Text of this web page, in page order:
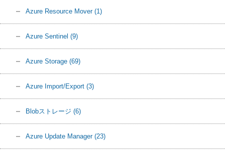
Azure Resource Mover (1)
Azure Sentinel (9)
Azure Storage (69)
Azure Import/Export (3)
Blobストレージ (6)
Azure Update Manager (23)